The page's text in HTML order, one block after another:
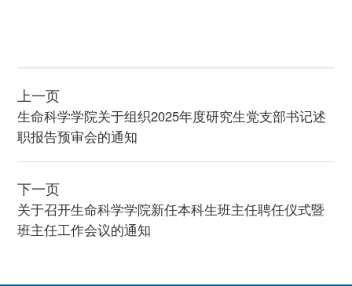
上一页
生命科学学院关于组织2025年度研究生党支部书记述
职报告预审会的通知
下一页
关于召开生命科学学院新任本科生班主任聘任仪式暨
班主任工作会议的通知